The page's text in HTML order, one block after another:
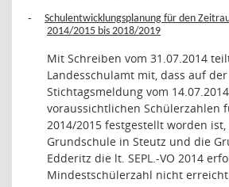
-
Schulentwicklungsplanung für den
2014/2015 bis 2018/2019
Mit Schreiben vom 31.07.2014
Landesschulamt mit, dass auf
Stichtagsmeldung vom
voraussichtlichen Schülerzahlen
2014/2015 festgestellt worden
Grundschule in Steutz und die
Edderitz die lt. SEPL.-VO 2014
Mindestschülerzahl nicht erreicht.